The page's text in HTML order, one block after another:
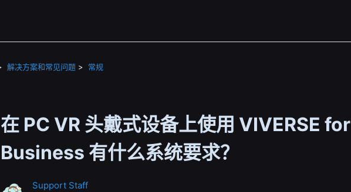
解决方案和常见问题 常规
在 PC VR 头戴式设备上使用 VIVERSE for
Business 有什么系统要求？
Support Staff